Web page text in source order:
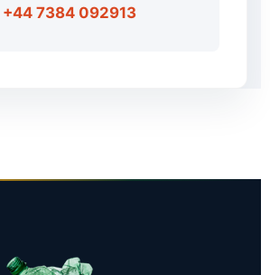
+44 7384 092913